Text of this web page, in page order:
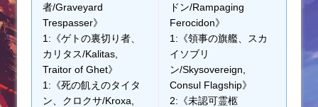
者/Graveyard
Trespasser》
1:《ゲトの裏切り者、
カリタス/Kalitas,
Traitor of Ghet》
1:《死の飢えのタイタ
ン、クロクサ/Kroxa,
ドン/Rampaging
Ferocidon》
1:《領事の旗艦、スカ
イソブリ
ン/Skysovereign,
Consul Flagship》
2:《未認可霊柩